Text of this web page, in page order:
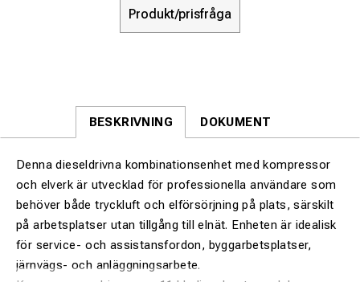
Produkt/prisfråga
BESKRIVNING DOKUMENT
Denna dieseldrivna kombinationsenhet med kompressor
och elverk är utvecklad för professionella användare som
behöver både tryckluft och elförsörjning på plats, särskilt
på arbetsplatser utan tillgång till elnät. Enheten är idealisk
för service- och assistansfordon, byggarbetsplatser,
järnvägs- och anläggningsarbete.